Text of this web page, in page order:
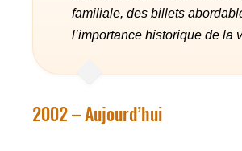
familiale, des billets
l’importance historique de la
2002 – Aujourd’hui